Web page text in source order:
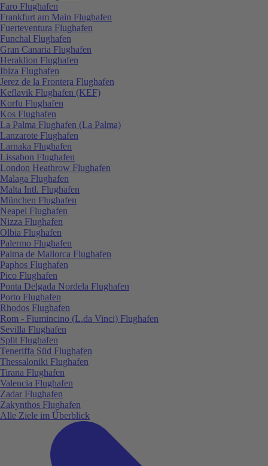
Faro Flughafen
Frankfurt am Main Flughafen
Fuerteventura Flughafen
Funchal Flughafen
Gran Canaria Flughafen
Heraklion Flughafen
Ibiza Flughafen
Jerez de la Frontera Flughafen
Keflavik Flughafen (KEF)
Korfu Flughafen
Kos Flughafen
La Palma Flughafen (La Palma)
Lanzarote Flughafen
Larnaka Flughafen
Lissabon Flughafen
London Heathrow Flughafen
Malaga Flughafen
Malta Intl. Flughafen
München Flughafen
Neapel Flughafen
Nizza Flughafen
Olbia Flughafen
Palermo Flughafen
Palma de Mallorca Flughafen
Paphos Flughafen
Pico Flughafen
Ponta Delgada Nordela Flughafen
Porto Flughafen
Rhodos Flughafen
Rom - Fiumincino (L.da Vinci) Flughafen
Sevilla Flughafen
Split Flughafen
Teneriffa Süd Flughafen
Thessaloniki Flughafen
Tirana Flughafen
Valencia Flughafen
Zadar Flughafen
Zakynthos Flughafen
Alle Ziele im Überblick